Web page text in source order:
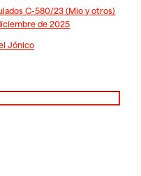
C-580/23 (Mio y otros)
de 2025
Jónico